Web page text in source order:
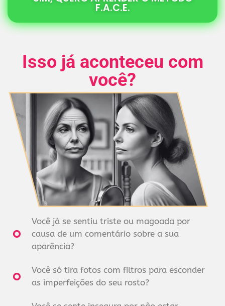
F.A.C.E.
Isso já aconteceu com
você?
Você já se sentiu triste ou magoada por
causa de um comentário sobre a sua
aparência?
Você só tira fotos com filtros para esconder
as imperfeições do seu rosto?